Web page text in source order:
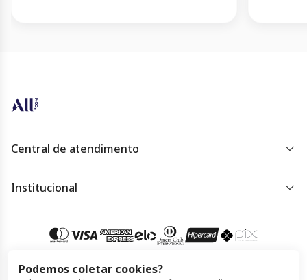
Podemos coletar cookies?
Central de atendimento
Sábado, domingo e feriado das 09h às 18h.
atendimento
Institucional
Política de Cookies